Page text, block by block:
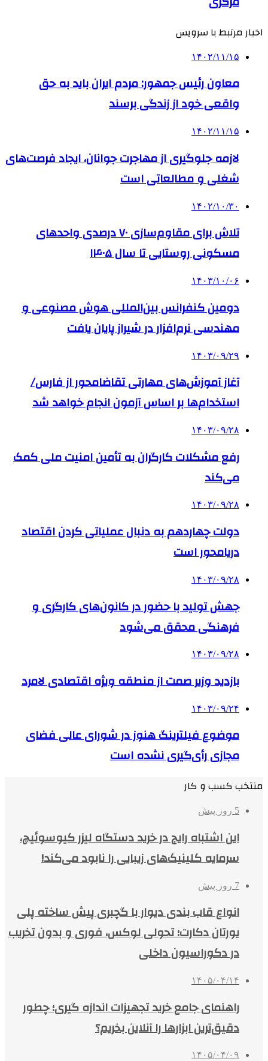
اخبار مرتبط با سرویس
۱۴۰۲/۱۱/۱۵
معاون رئیس جمهور: مردم ایران باید به حق
واقعی خود از زندگی برسند
۱۴۰۲/۱۱/۱۵
لازمه جلوگیری از مهاجرت جوانان، ایجاد فرصت‌های
شغلی و مطالعاتی است
۱۴۰۲/۱۰/۳۰
تلاش برای مقاوم‌سازی ۷۰ درصدی واحدهای
مسکونی روستایی تا سال ۱۴۰۵
۱۴۰۳/۱۰/۰۶
دومین کنفرانس بین‌المللی هوش مصنوعی و
مهندسی نرم‌افزار در شیراز پایان یافت
۱۴۰۳/۰۹/۲۹
آغاز آموزش‌های مهارتی تقاضامحور از فارس/
استخدام‌ها بر اساس آزمون انجام خواهد شد
۱۴۰۳/۰۹/۲۸
رفع مشکلات کارگران به تأمین امنیت ملی کمک
می‌کند
۱۴۰۳/۰۹/۲۸
دولت چهاردهم به دنبال عملیاتی کردن اقتصاد
دریامحور است
۱۴۰۳/۰۹/۲۸
جهش تولید با حضور در کانون‌های کارگری و
فرهنگی محقق می‌شود
۱۴۰۳/۰۹/۲۸
بازدید وزیر صمت از منطقه ویژه اقتصادی لامرد
۱۴۰۳/۰۹/۲۴
موضوع فیلترینگ هنوز در شورای عالی فضای
مجازی رأی‌گیری نشده است
منتخب کسب و کار
5 روز پیش
این اشتباه رایج در خرید دستگاه لیزر کیوسوئیچ،
سرمایه کلینیک‌های زیبایی را نابود می‌کند!
7 روز پیش
انواع قاب بندی دیوار با گچبری پیش ساخته پلی
یورتان دکارت؛ تحولی لوکس، فوری و بدون تخریب
در دکوراسیون داخلی
۱۴۰۵/۰۴/۱۴
راهنمای جامع خرید تجهیزات اندازه گیری؛ چطور
دقیق‌ترین ابزارها را آنلاین بخریم؟
۱۴۰۵/۰۴/۰۹